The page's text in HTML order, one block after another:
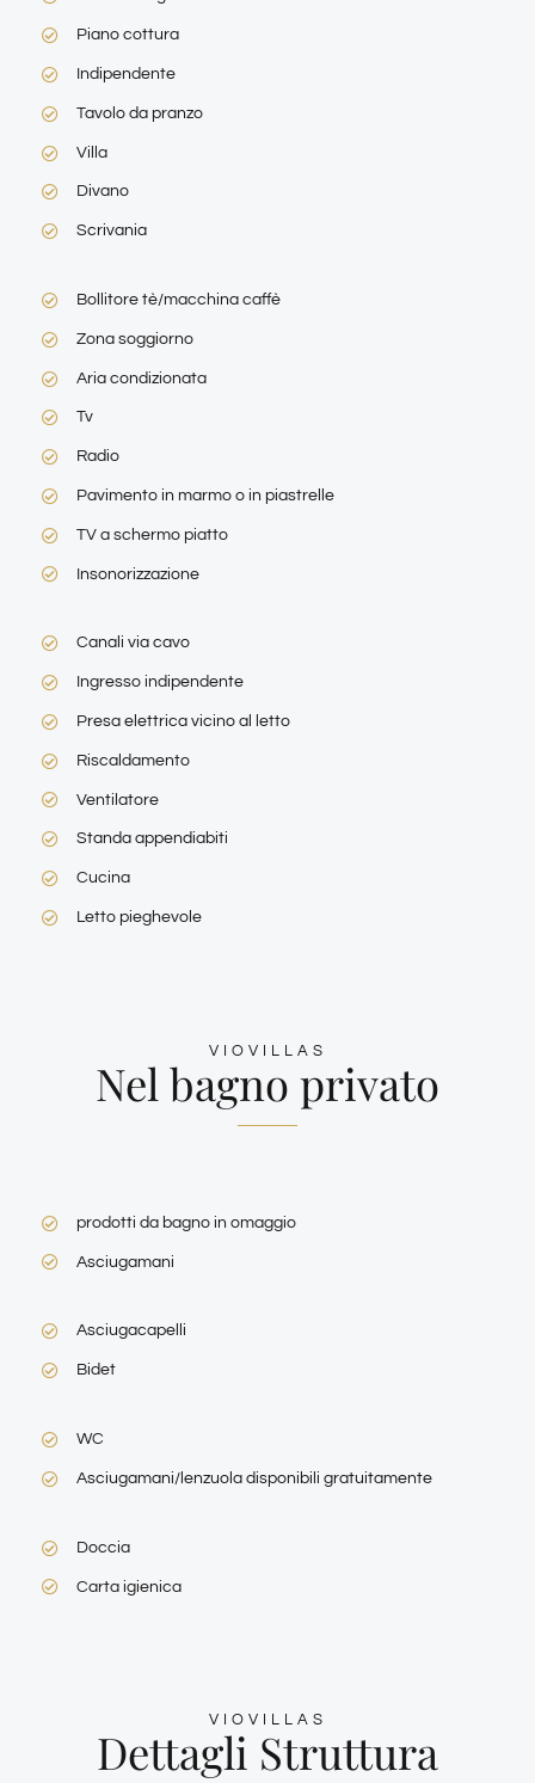
Piano cottura
Indipendente
Tavolo da pranzo
Villa
Divano
Scrivania
Bollitore tè/macchina caffè
Zona soggiorno
Aria condizionata
Tv
Radio
Pavimento in marmo o in piastrelle
TV a schermo piatto
Insonorizzazione
Canali via cavo
Ingresso indipendente
Presa elettrica vicino al letto
Riscaldamento
Ventilatore
Standa appendiabiti
Cucina
Letto pieghevole
VIOVILLAS
Nel bagno privato
prodotti da bagno in omaggio
Asciugamani
Asciugacapelli
Bidet
WC
Asciugamani/lenzuola disponibili gratuitamente
Doccia
Carta igienica
VIOVILLAS
Dettagli Struttura